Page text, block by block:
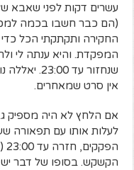
עשרים דקות לפני שאבא
(הם כבר חשבו בכמה
החקירה ותקתקתי הכל
המפקדת. והיא ענתה לי
אין סרט שמאחרים.
אם הלחץ לא היה מספיק
לעלות אותו עם תפאורה
הקשקש. בסופו של דבר יש